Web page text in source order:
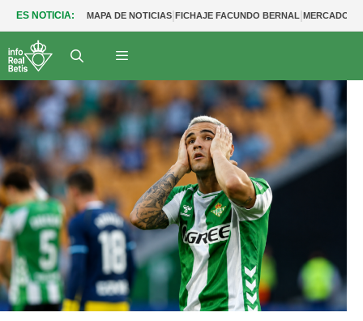
ES NOTICIA: MAPA DE NOTICIAS|FICHAJE FACUNDO BERNAL|MERCADO